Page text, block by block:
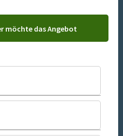
möchte das Angebot